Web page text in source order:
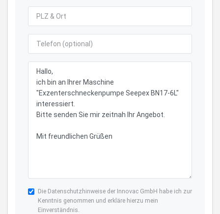
Die Datenschutzhinweise der Innovac GmbH habe ich zur
Kenntnis genommen und erkläre hierzu mein
Einverständnis.